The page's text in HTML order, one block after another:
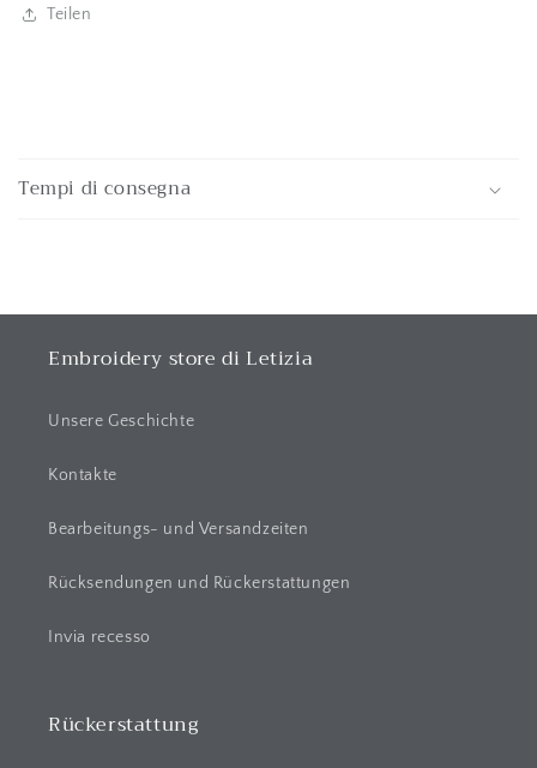
Teilen
i
n
Tempi di consegna
Embroidery store di Letizia
Unsere Geschichte
Kontakte
Bearbeitungs- und Versandzeiten
Rücksendungen und Rückerstattungen
Invia recesso
Rückerstattung